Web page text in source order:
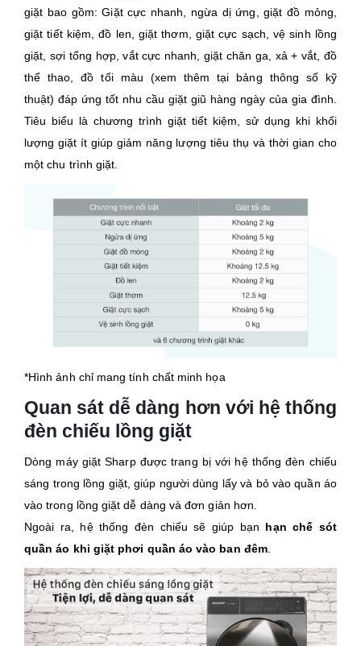
giặt bao gồm: Giặt cực nhanh, ngừa dị ứng, giặt đồ mỏng,
giặt tiết kiệm, đồ len, giặt thơm, giặt cực sạch, vệ sinh lồng
giặt, sợi tổng hợp, vắt cực nhanh, giặt chăn ga, xả + vắt, đồ
thể thao, đồ tối màu (xem thêm tại bảng thông số kỹ
thuật) đáp ứng tốt nhu cầu giặt giũ hàng ngày của gia đình.
Tiêu biểu là chương trình giặt tiết kiệm, sử dụng khi khối
lượng giặt ít giúp giảm năng lượng tiêu thụ và thời gian cho
một chu trình giặt.
*Hình ảnh chỉ mang tính chất minh họa
Quan sát dễ dàng hơn với hệ thống
đèn chiếu lồng giặt
Dòng máy giặt Sharp được trang bị với hệ thống đèn chiếu
sáng trong lồng giặt, giúp người dùng lấy và bỏ vào quần áo
vào trong lồng giặt dễ dàng và đơn giản hơn.
Ngoài ra, hệ thống đèn chiếu sẽ giúp bạn hạn chế sót
quần áo khi giặt phơi quần áo vào ban đêm.